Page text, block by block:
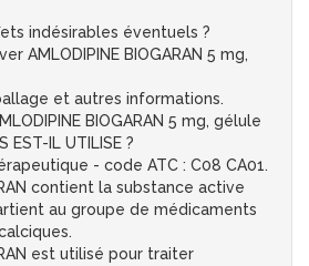
indésirables éventuels ?
AMLODIPINE BIOGARAN 5 mg,
et autres informations.
BIOGARAN 5 mg, gélule
EST-IL UTILISE ?
- code ATC : C08 CA01.
contient la substance active
au groupe de médicaments
est utilisé pour traiter